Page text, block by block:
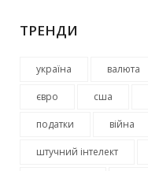
ТРЕНДИ
україна валюта
євро сша
податки війна
штучний інтелект